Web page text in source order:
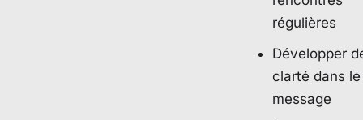
régulières
Développer
clarté dans le
message